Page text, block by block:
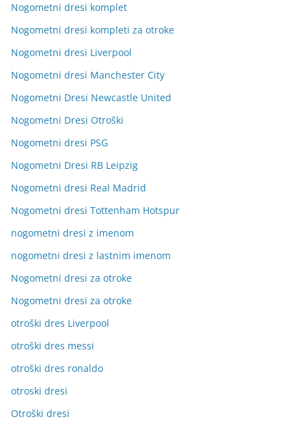
Nogometni dresi komplet
Nogometni dresi kompleti za otroke
Nogometni dresi Liverpool
Nogometni dresi Manchester City
Nogometni Dresi Newcastle United
Nogometni Dresi Otroški
Nogometni dresi PSG
Nogometni Dresi RB Leipzig
Nogometni dresi Real Madrid
Nogometni dresi Tottenham Hotspur
nogometni dresi z imenom
nogometni dresi z lastnim imenom
Nogometni dresi za otroke
Nogometni dresi za otroke
otroški dres Liverpool
otroški dres messi
otroški dres ronaldo
otroski dresi
Otroški dresi